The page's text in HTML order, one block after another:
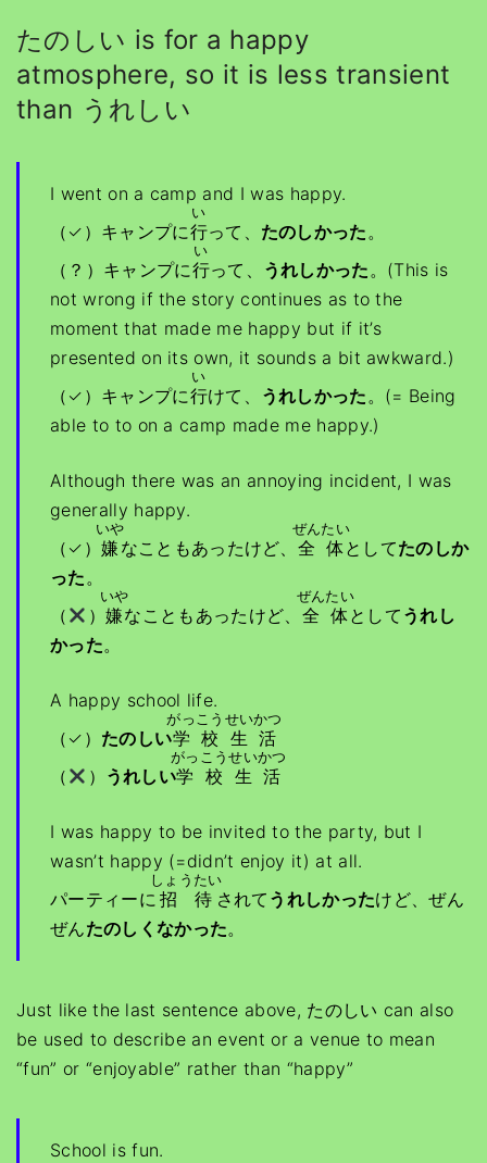
たのしい is for a happy
atmosphere, so it is less transient
than うれしい
I went on a camp and I was happy.
（✓）キャンプに行
い
って、 たのしかった。
（？）キャンプに行
い
って、 うれしかった。(This is
not wrong if the story continues as to the
moment that made me happy but if it’s
presented on its own, it sounds a bit awkward.)
（✓）キャンプに行
い
けて、 うれしかった。(= Being
able to to on a camp made me happy.)
Although there was an annoying incident, I was
generally happy.
（✓） 嫌
いや
なこともあったけど、 全体
ぜんたい
としてたのしか
った。
（
） 嫌
いや
なこともあったけど、 全体
ぜんたい
として うれし
かった。
A happy school life.
（✓） たのしい学校
がっこう
生活
せいかつ
（ ） うれしい学校
がっこう
生活
せいかつ
I was happy to be invited to the party, but I
wasn’t happy (=didn’t enjoy it) at all.
パーティーに 招待
しょうたい
されて うれしかったけど、ぜん
ぜんたのしくなかった。
Just like the last sentence above, たのしい can also
be used to describe an event or a venue to mean
“fun” or “enjoyable” rather than “happy”
School is fun.